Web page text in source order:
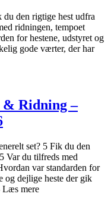
den rigtige hest udfra
ridningen, tempoet
for hestene, udstyret og
gode værter, der har
Ridning –
set? 5 Fik du den
Var du tilfreds med
var standarden for
og dejlige heste der gik
Læs mere